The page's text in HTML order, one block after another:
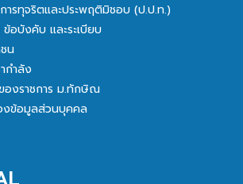
ารทุจริตและประพฤติมิชอบ (ป.ป.ท.)
อบังคับ และระเบียบ
น
กำลัง
องราชการ ม.ทักษิณ
งข้อมูลส่วนบุคคล